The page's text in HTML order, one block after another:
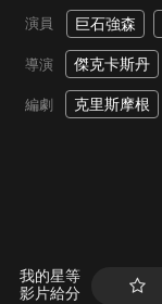
演員 巨石強森
導演 傑克卡斯丹
編劇 克里斯摩根
我的星等
影片給分